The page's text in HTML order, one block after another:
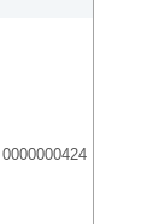
0000000424